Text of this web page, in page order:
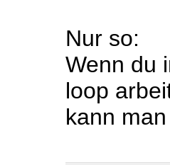
Nur so:
Wenn du
loop
kann